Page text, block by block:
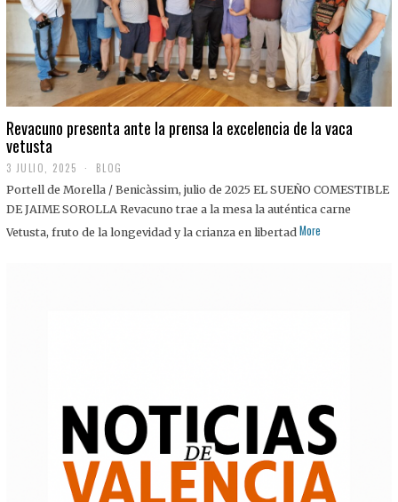
Revacuno presenta ante la prensa la excelencia de la vaca
vetusta
3 JULIO, 2025
J
U
I
BLOG
Portell de Morella / Benicàssim, julio de 2025 EL SUEÑO COMESTIBLE
DE JAIME SOROLLA Revacuno trae a la mesa la auténtica carne
Vetusta, fruto de la longevidad y la crianza en libertad More